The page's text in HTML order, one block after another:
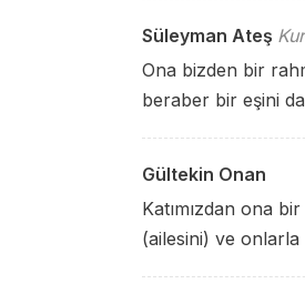
Süleyman Ateş
Ona bizden bir
beraber bir eşini
Gültekin Onan
Katımızdan ona
(ailesini) ve onlarla